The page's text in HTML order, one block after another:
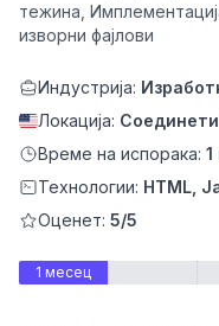
тежина,
изворни фајлови
Индустрија:
Локација:
Време на испорака:
Технологии: HTML,
Оценет: 5/5
1 месец